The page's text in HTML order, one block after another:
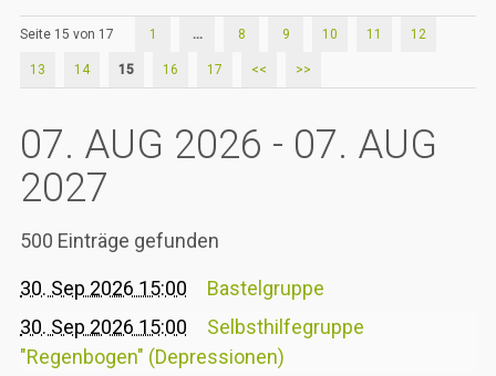
Seite 15 von 17 1 ... 8 9 10 11 12
13 14 15 16 17 << >>
07. AUG 2026 - 07. AUG
2027
500 Einträge gefunden
30. Sep 2026 15:00
Bastelgruppe
30. Sep 2026 15:00
Selbsthilfegruppe
"Regenbogen" (Depressionen)